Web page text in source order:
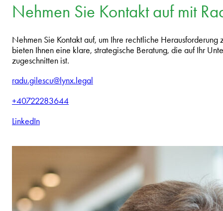
Nehmen Sie Kontakt auf mit
Nehmen Sie Kontakt auf, um Ihre rechtliche Herausforderung
bieten Ihnen eine klare, strategische Beratung, die auf Ihr
zugeschnitten ist.
radu.gilescu@lynx.legal
+40722283644
LinkedIn